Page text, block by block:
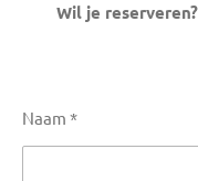
Wil je
Naam *